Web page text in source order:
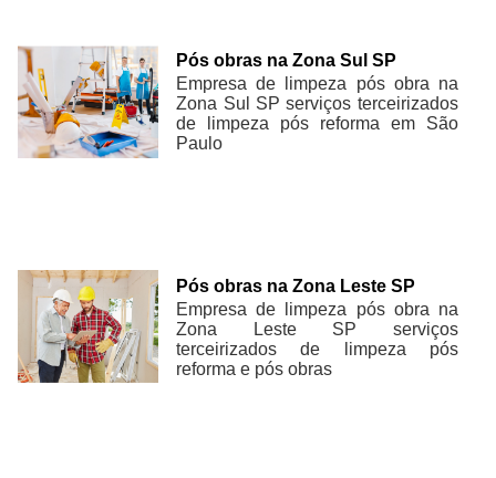
Pós obras na Zona Sul SP
Empresa de limpeza pós obra na
Zona Sul SP serviços terceirizados
de limpeza pós reforma em São
Paulo
Pós obras na Zona Leste SP
Empresa de limpeza pós obra na
Zona Leste SP serviços
terceirizados de limpeza pós
reforma e pós obras